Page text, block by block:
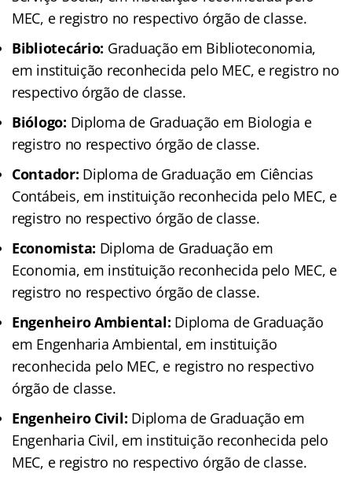
MEC, e registro no respectivo órgão de classe.
Bibliotecário: Graduação em Biblioteconomia,
em instituição reconhecida pelo MEC, e registro no
respectivo órgão de classe.
Biólogo: Diploma de Graduação em Biologia e
registro no respectivo órgão de classe.
Contador: Diploma de Graduação em Ciências
Contábeis, em instituição reconhecida pelo MEC, e
registro no respectivo órgão de classe.
Economista: Diploma de Graduação em
Economia, em instituição reconhecida pelo MEC, e
registro no respectivo órgão de classe.
Engenheiro Ambiental: Diploma de Graduação
em Engenharia Ambiental, em instituição
reconhecida pelo MEC, e registro no respectivo
órgão de classe.
Engenheiro Civil: Diploma de Graduação em
Engenharia Civil, em instituição reconhecida pelo
MEC, e registro no respectivo órgão de classe.